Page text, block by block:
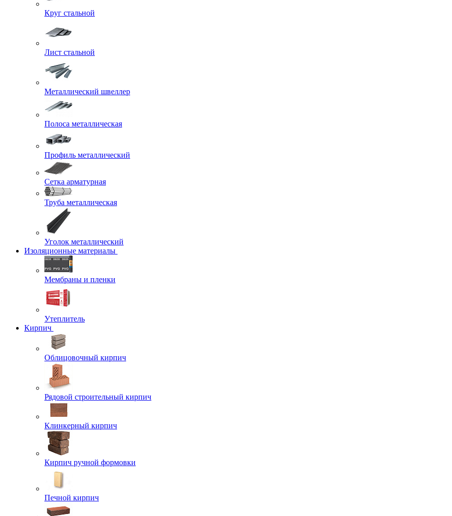
Круг стальной
Лист стальной
Металлический швеллер
Полоса металлическая
Профиль металлический
Сетка арматурная
Труба металлическая
Уголок металлический
Изоляционные материалы
Мембраны и пленки
Утеплитель
Кирпич
Облицовочный кирпич
Рядовой строительный кирпич
Клинкерный кирпич
Кирпич ручной формовки
Печной кирпич